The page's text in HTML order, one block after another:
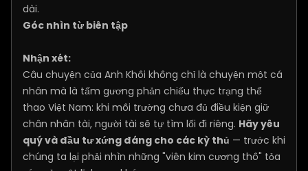
dài.
Góc nhìn từ biên tập
Nhận xét:
Câu chuyện của Anh Khôi không chỉ là chuyện một cá
nhân mà là tấm gương phản chiếu thực trạng thể
thao Việt Nam: khi môi trường chưa đủ điều kiện giữ
chân nhân tài, người tài sẽ tự tìm lối đi riêng. Hãy yêu
quý và đầu tư xứng đáng cho các kỳ thủ — trước khi
chúng ta lại phải nhìn những "viên kim cương thô" tỏa